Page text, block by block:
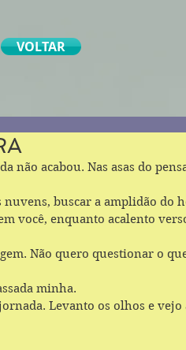
VOLTAR
não acabou. Nas asas do
buscar a amplidão do
você, enquanto acalento
Não quero questionar o
minha.
Levanto os olhos e vejo